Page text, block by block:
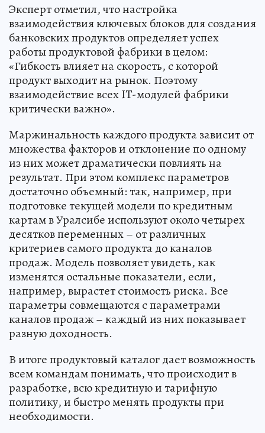
Эксперт отметил, что настройка
взаимодействия ключевых блоков для создания
банковских продуктов определяет успех
работы продуктовой фабрики в целом:
«Гибкость влияет на скорость, с которой
продукт выходит на рынок. Поэтому
взаимодействие всех IT-модулей фабрики
критически важно».
Маржинальность каждого продукта зависит от
множества факторов и отклонение по одному
из них может драматически повлиять на
результат. При этом комплекс параметров
достаточно объемный: так, например, при
подготовке текущей модели по кредитным
картам в Уралсибе используют около четырех
десятков переменных – от различных
критериев самого продукта до каналов
продаж. Модель позволяет увидеть, как
изменятся остальные показатели, если,
например, вырастет стоимость риска. Все
параметры совмещаются с параметрами
каналов продаж – каждый из них показывает
разную доходность.
В итоге продуктовый каталог дает возможность
всем командам понимать, что происходит в
разработке, всю кредитную и тарифную
политику, и быстро менять продукты при
необходимости.